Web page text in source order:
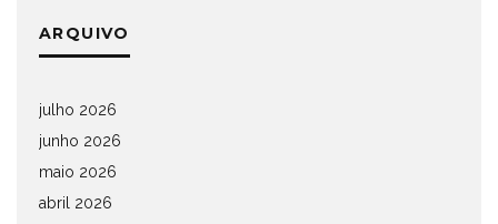
ARQUIVO
julho 2026
junho 2026
maio 2026
abril 2026